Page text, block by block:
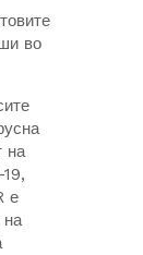
во
на
е
на